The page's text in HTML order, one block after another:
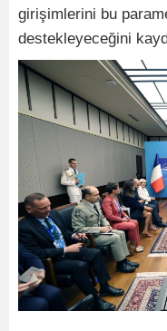
girişimlerini bu
destekleyeceğini